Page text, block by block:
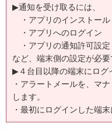
▶通知を受け取るには、
・アプリのインストール
・アプリへのログイン
・アプリの通知許可設定
など、端末側の設定が必要
▶４台目以降の端末にログ
・アラートメールを、マ
します。
・最初にログインした端